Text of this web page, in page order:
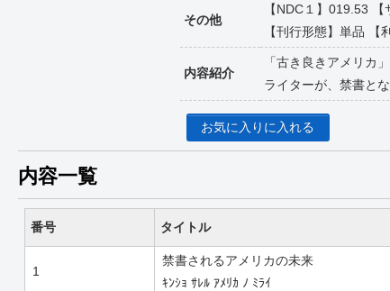
その他
【NDC１】019.53
【刊行形態】単品
内容紹介
「古き良きアメリカ
ライターが、禁書と
お気に入りに入れる
内容一覧
番号 タイトル
1
禁書されるアメリカの未来
ｷﾝｼｮ ｻﾚﾙ ｱﾒﾘｶ ﾉ ﾐﾗｲ